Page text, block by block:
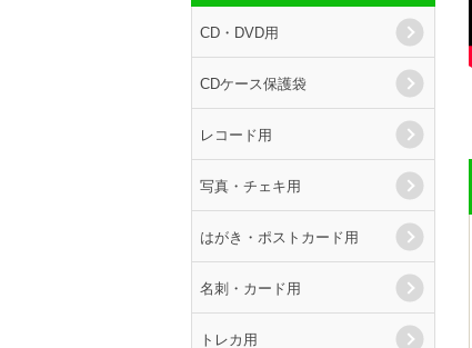
CD・DVD用
CDケース保護袋
レコード用
写真・チェキ用
はがき・ポストカード用
名刺・カード用
トレカ用